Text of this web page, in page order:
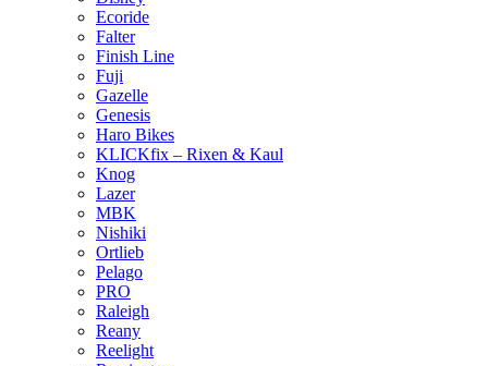
Ecoride
Falter
Finish Line
Fuji
Gazelle
Genesis
Haro Bikes
KLICKfix – Rixen & Kaul
Knog
Lazer
MBK
Nishiki
Ortlieb
Pelago
PRO
Raleigh
Reany
Reelight